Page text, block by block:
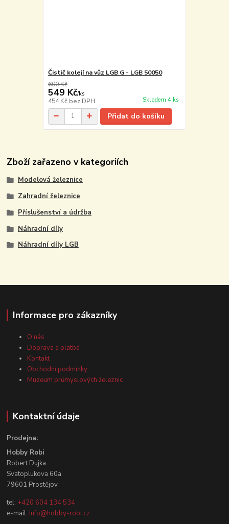
Čistič kolejí na vůz LGB G - LGB 50050
600 Kč
549 Kč/ks
454 Kč bez DPH Skladem 4 ks
Přidat do košíku
Zboží zařazeno v kategoriích
Modelová železnice
Zahradní železnice
Příslušenství a údržba
Náhradní díly
Náhradní díly LGB
Informace pro zákazníky
O nás
Doprava a platba
Kontakt
Obchodní podmínky
Muzeum průmyslových železnic
Kontaktní údaje
Prodejna:
Hobby Robi
Robert Dujka
Svatoplukova 60a
79601 Prostějov
tel: +420 604 134 534
e-mail: info@hobby-robi.cz